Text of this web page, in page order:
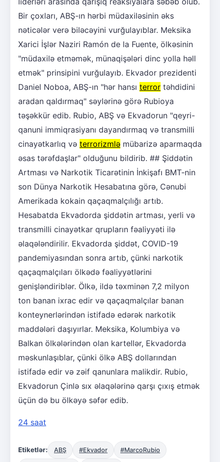
Bir çoxları, ABŞ-ın hərbi müdaxiləsinin əks
nəticələr verə biləcəyini vurğulayıblar. Meksika
Xarici İşlər Naziri Ramón de la Fuente, ölkəsinin
"müdaxilə etməmək, münaqişələri dinc yolla həll
etmək" prinsipini vurğulayıb. Ekvador prezidenti
Daniel Noboa, ABŞ-ın "hər hansı terror təhdidini
aradan qaldırmaq" səylərinə görə Rubioya
təşəkkür edib. Rubio, ABŞ və Ekvadorun "qeyri-
qanuni immiqrasiyanı dayandırmaq və transmilli
cinayətkarlıq və terrorizmlə mübarizə aparmaqda
əsas tərəfdaşlar" olduğunu bildirib. ## Şiddətin
Artması və Narkotik Ticarətinin İnkişafı BMT-nin
son Dünya Narkotik Hesabatına görə, Cənubi
Amerikada kokain qaçaqmalçılığı artıb.
Hesabatda Ekvadorda şiddətin artması, yerli və
transmilli cinayətkar qrupların fəaliyyəti ilə
əlaqələndirilir. Ekvadorda şiddət, COVID-19
pandemiyasından sonra artıb, çünki narkotik
qaçaqmalçıları ölkədə fəaliyyətlərini
genişləndiriblər. Ölkə, ildə təxminən 7,2 milyon
ton banan ixrac edir və qaçaqmalçılar banan
konteynerlərindən istifadə edərək narkotik
maddələri daşıyırlar. Meksika, Kolumbiya və
Balkan ölkələrindən olan kartellər, Ekvadorda
məskunlaşıblar, çünki ölkə ABŞ dollarından
istifadə edir və zəif qanunlara malikdir. Rubio,
Ekvadorun Çinlə sıx əlaqələrinə qarşı çıxış etmək
üçün də bu ölkəyə səfər edib.
24 saat
Etiketlər: ABŞ #Ekvador #MarcoRubio